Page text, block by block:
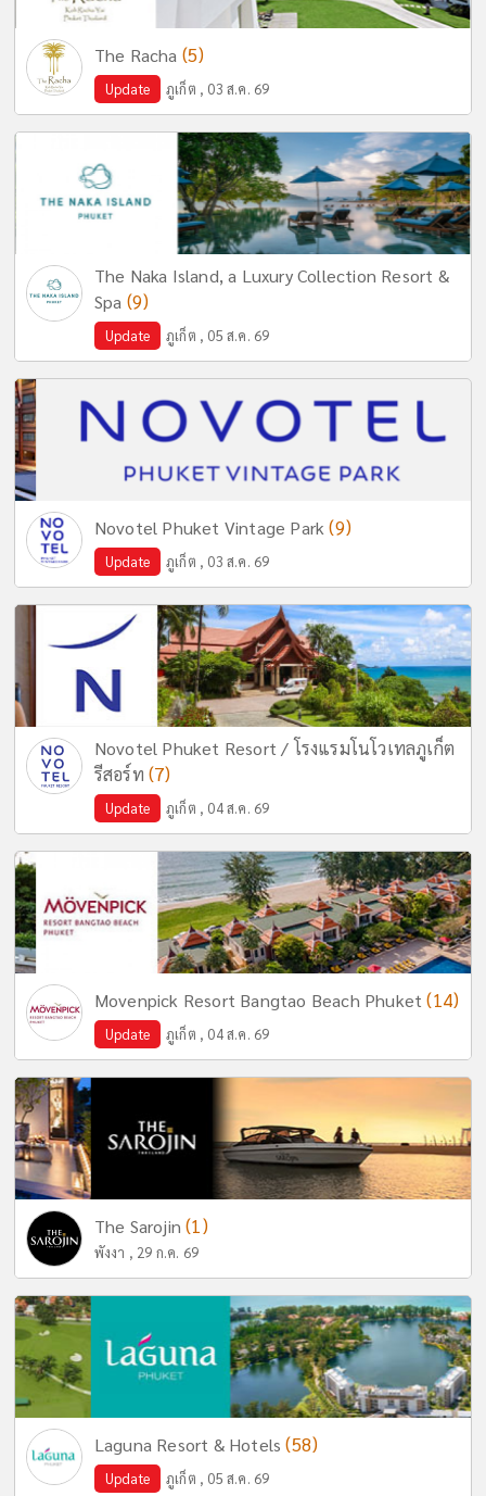
The Racha (5)
Update ภูเก็ต , 03 ส.ค. 69
The Naka Island, a Luxury Collection Resort &
Spa (9)
Update ภูเก็ต , 05 ส.ค. 69
Novotel Phuket Vintage Park(9)
Update ภูเก็ต , 03 ส.ค. 69
Novotel Phuket Resort / โรงแรมโนโวเทลภูเก็ต
รีสอร์ท (7)
Update ภูเก็ต , 04 ส.ค. 69
Movenpick Resort Bangtao Beach Phuket(14)
Update ภูเก็ต , 04 ส.ค. 69
The Sarojin(1)
พังงา , 29 ก.ค. 69
Laguna Resort & Hotels(58)
Update ภูเก็ต , 05 ส.ค. 69